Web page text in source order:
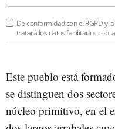
De conformidad con el RGPD y
tratará los datos facilitados con
Este pueblo está
se distinguen dos
núcleo primitivo, en el